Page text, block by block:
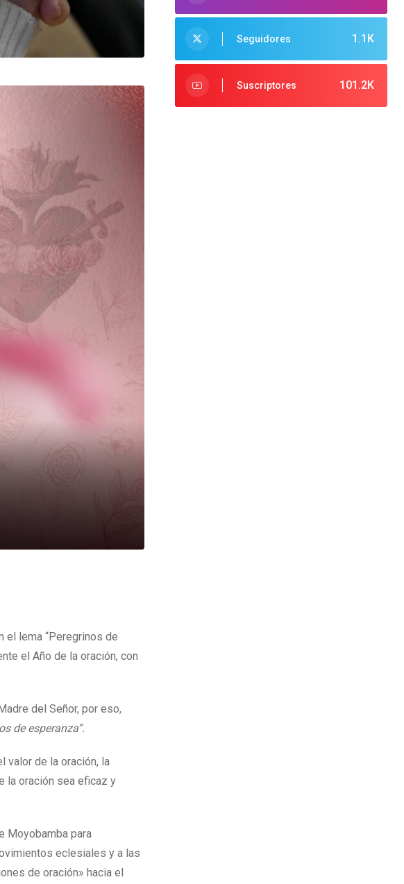
el lema “Peregrinos de
el Año de la oración, con
del Señor, por eso,
de esperanza”.
valor de la oración, la
la oración sea eficaz y
Moyobamba para
eclesiales y a las
de oración» hacia el
1.1K
Seguidores
101.2K
Suscriptores